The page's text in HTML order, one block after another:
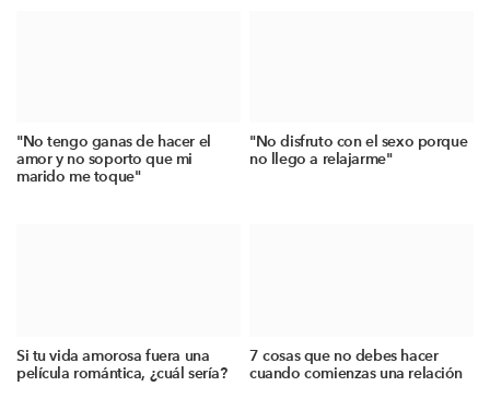
"No tengo ganas de hacer el
amor y no soporto que mi
marido me toque"
"No disfruto con el sexo porque
no llego a relajarme"
Si tu vida amorosa fuera una
película romántica, ¿cuál sería?
7 cosas que no debes hacer
cuando comienzas una relación